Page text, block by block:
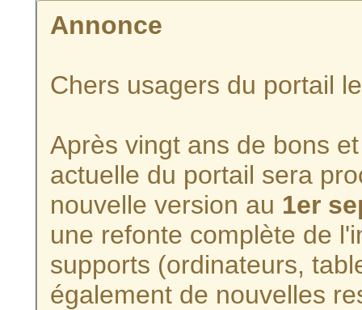
Annonce
Chers usagers du portail
Après vingt ans de bons
actuelle du portail sera
nouvelle version au 1er
une refonte complète de
supports (ordinateurs,
également de nouvelles